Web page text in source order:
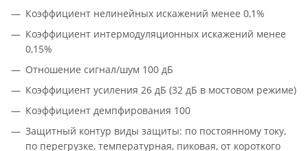
Коэффициент нелинейных искажений менее 0,1%
Коэффициент интермодуляционных искажений менее
0,15%
Отношение сигнал/шум 100 дБ
Коэффициент усиления 26 дБ (32 дБ в мостовом режиме)
Коэффициент демпфирования 100
Защитный контур виды защиты: по постоянному току,
по перегрузке, температурная, пиковая, от короткого